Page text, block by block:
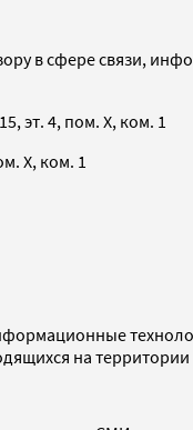
в сфере связи,
эт. 4, пом. X, ком. 1
X, ком. 1
на